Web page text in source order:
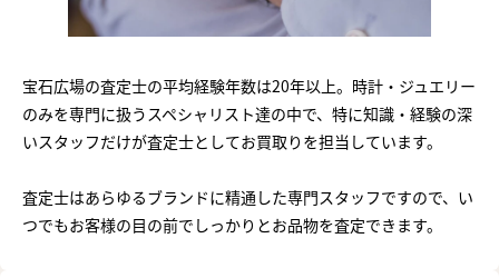
宝石広場の査定士の平均経験年数は20年以上。時計・ジュエリー
のみを専門に扱うスペシャリスト達の中で、特に知識・経験の深
いスタッフだけが査定士としてお買取りを担当しています。
査定士はあらゆるブランドに精通した専門スタッフですので、い
つでもお客様の目の前でしっかりとお品物を査定できます。